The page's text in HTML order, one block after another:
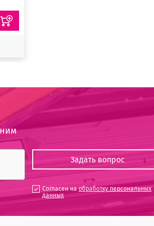
Согласен наобработку персональных
данных